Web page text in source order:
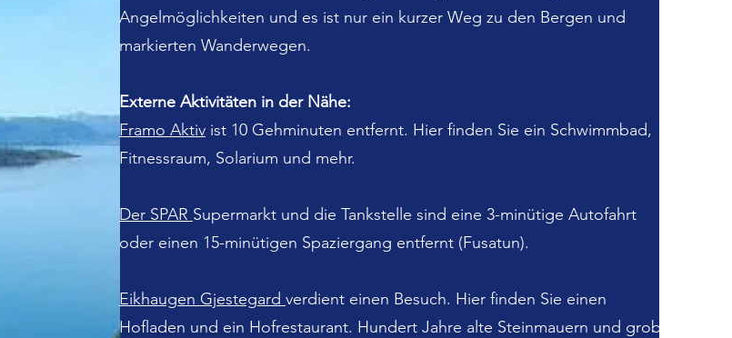
Angelmöglichkeiten und es ist nur ein kurzer Weg zu den Bergen und
markierten Wanderwegen.
Externe Aktivitäten in der Nähe:
Framo Aktivist 10 Gehminuten entfernt. Hier finden Sie ein Schwimmbad,
Fitnessraum, Solarium und mehr.
Der SPAR Supermarkt und die Tankstelle sind eine 3-minütige Autofahrt
oder einen 15-minütigen Spaziergang entfernt (Fusatun).
Eikhaugen Gjestegard verdient einen Besuch. Hier finden Sie einen
Hofladen und ein Hofrestaurant. Hundert Jahre alte Steinmauern und grobe